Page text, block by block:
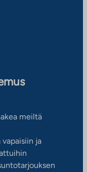
meiltä
vapaisiin ja